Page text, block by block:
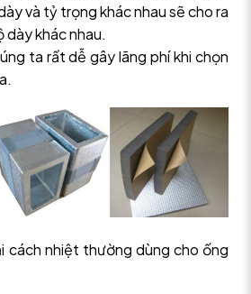
và tỷ trọng khác nhau sẽ cho ra
khác nhau.
ta rất dễ gây lãng phí khi chọn
cách nhiệt thường dùng cho ống